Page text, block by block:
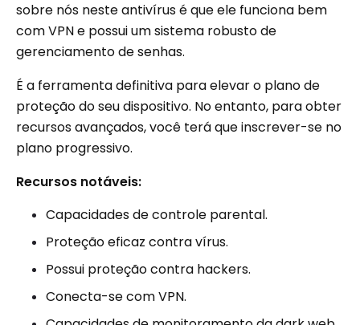
sobre nós neste antivírus é que ele funciona bem
com VPN e possui um sistema robusto de
gerenciamento de senhas.
É a ferramenta definitiva para elevar o plano de
proteção do seu dispositivo. No entanto, para obter
recursos avançados, você terá que inscrever-se no
plano progressivo.
Recursos notáveis:
Capacidades de controle parental.
Proteção eficaz contra vírus.
Possui proteção contra hackers.
Conecta-se com VPN.